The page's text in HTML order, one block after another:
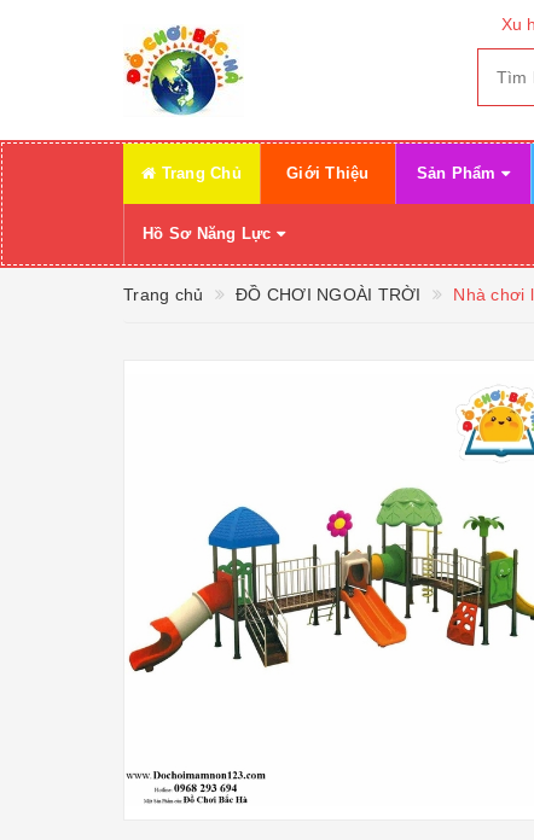
Xu
Trang Chủ Giới Thiệu Sản Phẩm
Hồ Sơ Năng Lực
Trang chủ ĐỒ CHƠI NGOÀI TRỜI Nhà chơi